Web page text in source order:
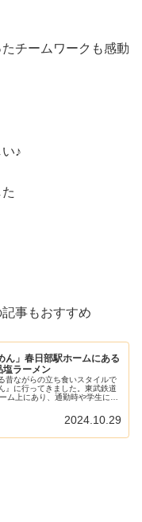
チームワークも感動
♪
事もおすすめ
ん」春日部駅ホームにある
塩ラーメン
昔ながらの立ち食いスタイルで
』に行ってきました。東武鉄道
ム上にあり、通勤時や学生にも
2024.10.29